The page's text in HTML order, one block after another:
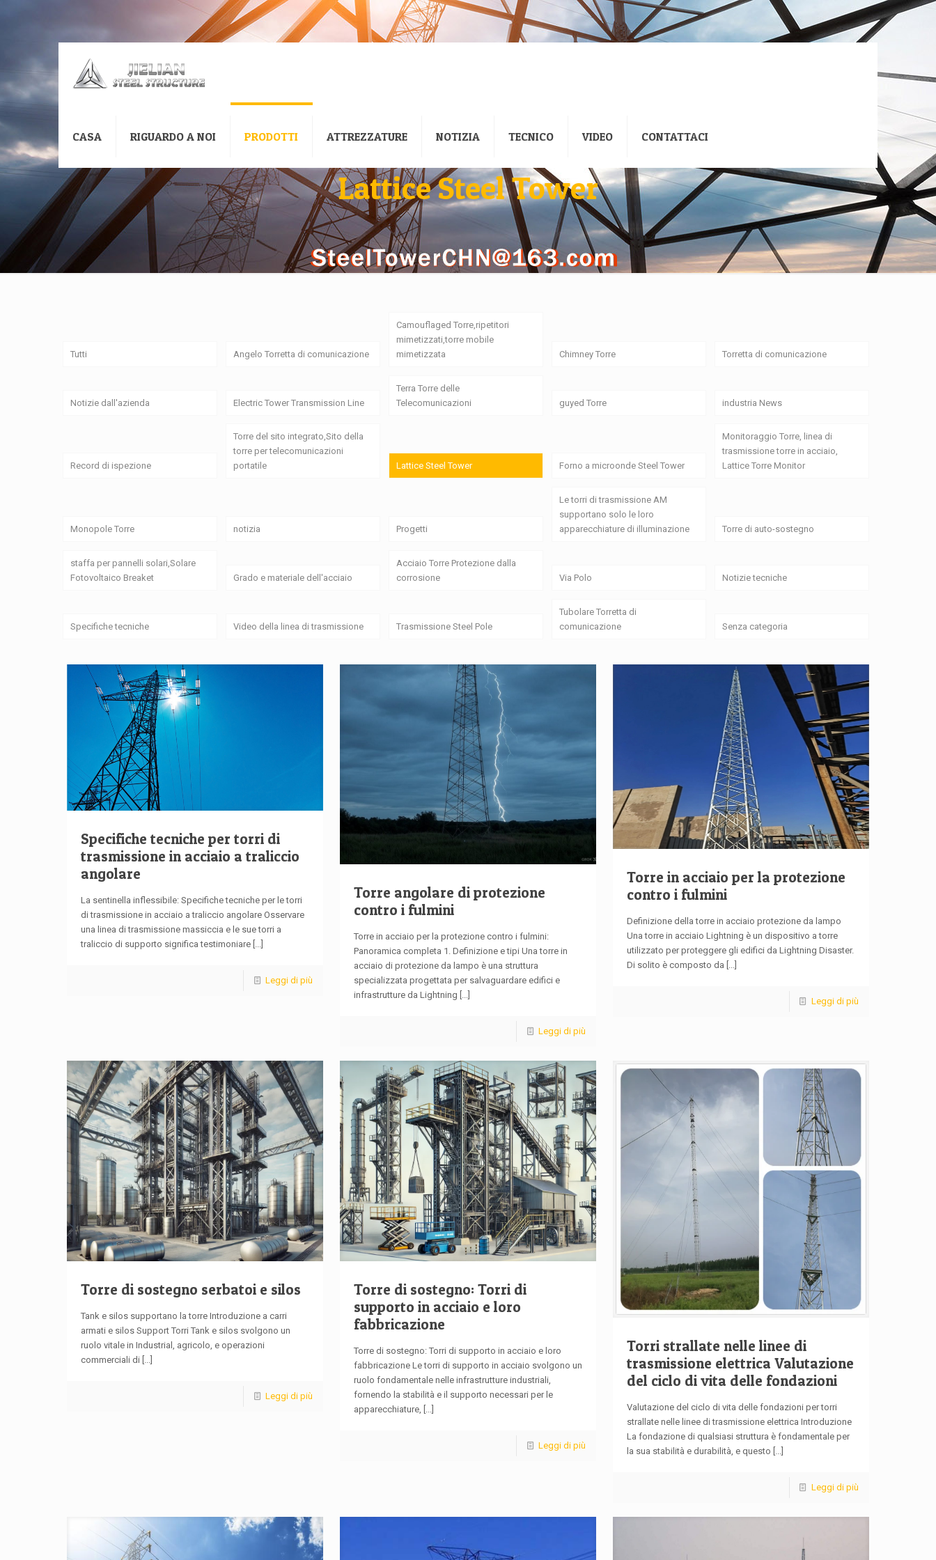
CASA RIGUARDO A NOI PRODOTTI ATTREZZATURE NOTIZIA TECNICO VIDEO CONTATTACI
Lattice Steel Tower
Tutti Angelo Torretta di comunicazione
Camouflaged Torre,ripetitori
mimetizzati,torre mobile
mimetizzata
Chimney Torre Torretta di comunicazione
Notizie dall'azienda Electric Tower Transmission Line
Terra Torre delle
Telecomunicazioni
guyed Torre industria News
Record di ispezione
Torre del sito integrato,Sito della
torre per telecomunicazioni
portatile
Lattice Steel Tower Forno a microonde Steel Tower
Monitoraggio Torre, linea di
trasmissione torre in acciaio,
Lattice Torre Monitor
Monopole Torre notizia Progetti
Le torri di trasmissione AM
supportano solo le loro
apparecchiature di illuminazione
Torre di auto-sostegno
staffa per pannelli solari,Solare
Fotovoltaico Breaket
Grado e materiale dell'acciaio
Acciaio Torre Protezione dalla
corrosione
Via Polo Notizie tecniche
Specifiche tecniche Video della linea di trasmissione Trasmissione Steel Pole
Tubolare Torretta di
comunicazione
Senza categoria
Specifiche tecniche per torri di
trasmissione in acciaio a traliccio
angolare
La sentinella inflessibile: Specifiche tecniche per le torri
di trasmissione in acciaio a traliccio angolare Osservare
una linea di trasmissione massiccia e le sue torri a
traliccio di supporto significa testimoniare[...]
Leggi di più
Torre angolare di protezione
contro i fulmini
Torre in acciaio per la protezione contro i fulmini:
Panoramica completa 1. Definizione e tipi Una torre in
acciaio di protezione da lampo è una struttura
specializzata progettata per salvaguardare edifici e
infrastrutture da Lightning [...]
Leggi di più
Torre in acciaio per la protezione
contro i fulmini
Definizione della torre in acciaio protezione da lampo
Una torre in acciaio Lightning è un dispositivo a torre
utilizzato per proteggere gli edifici da Lightning Disaster.
Di solito è composto da
Leggi di più
Torre di sostegno serbatoi e silos
Tank e silos supportano la torre Introduzione a carri
armati e silos Support Torri Tank e silos svolgono un
ruolo vitale in Industrial, agricolo, e operazioni
commerciali di [...]
Leggi di più
Torre di sostegno: Torri di
supporto in acciaio e loro
fabbricazione
Torre di sostegno: Torri di supporto in acciaio e loro
fabbricazione Le torri di supporto in acciaio svolgono un
ruolo fondamentale nelle infrastrutture industriali,
fornendo la stabilità e il supporto necessari per le
apparecchiature, [...]
Leggi di più
Torri strallate nelle linee di
trasmissione elettrica Valutazione
del ciclo di vita delle fondazioni
Valutazione del ciclo di vita delle fondazioni per torri
strallate nelle linee di trasmissione elettrica Introduzione
La fondazione di qualsiasi struttura è fondamentale per
la sua stabilità e durabilità, e questo
Leggi di più